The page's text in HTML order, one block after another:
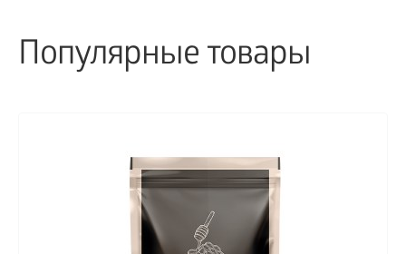
Популярные товары